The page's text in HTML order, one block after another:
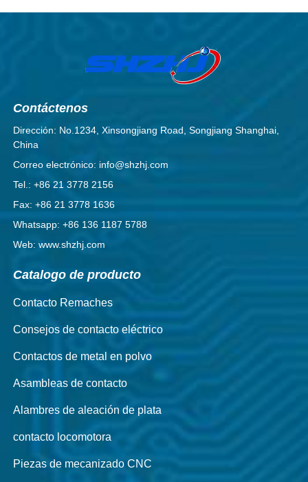
Contáctenos
Dirección: No.1234, Xinsongjiang Road, Songjiang Shanghai,
China
Correo electrónico: info@shzhj.com
Tel.: +86 21 3778 2156
Fax: +86 21 3778 1636
Whatsapp: +86 136 1187 5788
Web: www.shzhj.com
Catalogo de producto
Contacto Remaches
Consejos de contacto eléctrico
Contactos de metal en polvo
Asambleas de contacto
Alambres de aleación de plata
contacto locomotora
Piezas de mecanizado CNC